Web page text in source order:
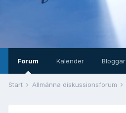
Forum Kalender Bloggar
Start Allmänna diskussionsforum